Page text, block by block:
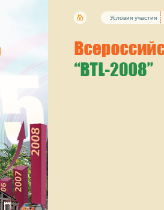
Условия участия